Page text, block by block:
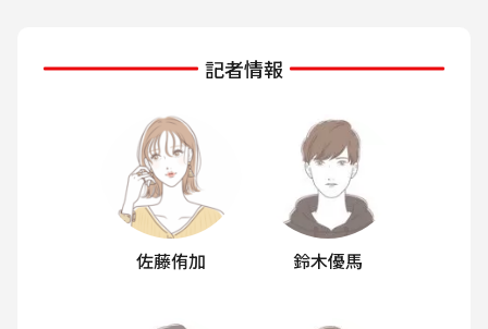
記者情報
佐藤侑加 鈴木優馬